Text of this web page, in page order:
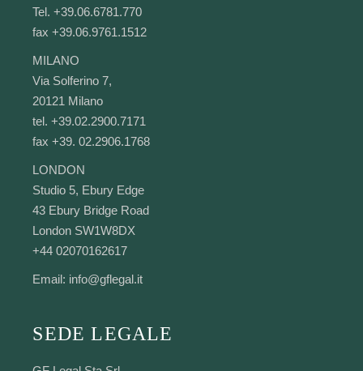
Tel. +39.06.6781.770
fax +39.06.9761.1512
MILANO
Via Solferino 7,
20121 Milano
tel. +39.02.2900.7171
fax +39. 02.2906.1768
LONDON
Studio 5, Ebury Edge
43 Ebury Bridge Road
London SW1W8DX
+44 02070162617
Email: info@gflegal.it
SEDE LEGALE